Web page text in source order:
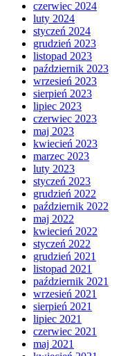
czerwiec 2024
luty 2024
styczeń 2024
grudzień 2023
listopad 2023
październik 2023
wrzesień 2023
sierpień 2023
lipiec 2023
czerwiec 2023
maj 2023
kwiecień 2023
marzec 2023
luty 2023
styczeń 2023
grudzień 2022
październik 2022
maj 2022
kwiecień 2022
styczeń 2022
grudzień 2021
listopad 2021
październik 2021
wrzesień 2021
sierpień 2021
lipiec 2021
czerwiec 2021
maj 2021